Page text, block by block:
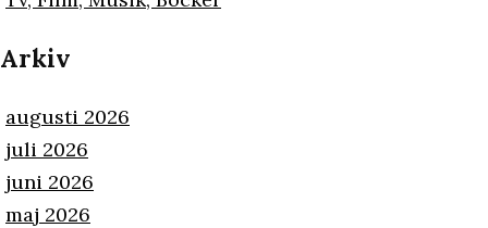
Arkiv
augusti 2026
juli 2026
juni 2026
maj 2026